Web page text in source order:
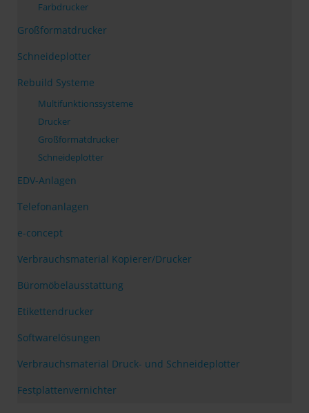
Farbdrucker
Großformatdrucker
Schneideplotter
Rebuild Systeme
Multifunktionssysteme
Drucker
Großformatdrucker
Schneideplotter
EDV-Anlagen
Telefonanlagen
e-concept
Verbrauchsmaterial Kopierer/Drucker
Büromöbelausstattung
Etikettendrucker
Softwarelösungen
Verbrauchsmaterial Druck- und Schneideplotter
Festplattenvernichter